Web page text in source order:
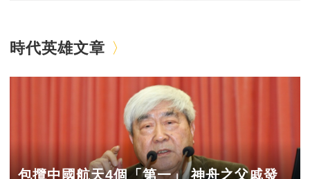
時代英雄文章
包攬中國航天4個「第一」 神舟之父戚發